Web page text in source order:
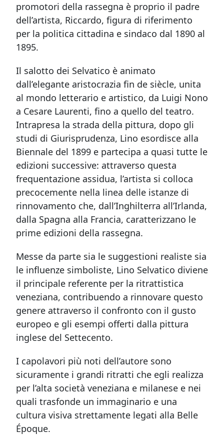
promotori della rassegna è proprio il padre
dell’artista, Riccardo, figura di riferimento
per la politica cittadina e sindaco dal 1890 al
1895.
Il salotto dei Selvatico è animato
dall’elegante aristocrazia fin de siècle, unita
al mondo letterario e artistico, da Luigi Nono
a Cesare Laurenti, fino a quello del teatro.
Intrapresa la strada della pittura, dopo gli
studi di Giurisprudenza, Lino esordisce alla
Biennale del 1899 e partecipa a quasi tutte le
edizioni successive: attraverso questa
frequentazione assidua, l’artista si colloca
precocemente nella linea delle istanze di
rinnovamento che, dall’Inghilterra all’Irlanda,
dalla Spagna alla Francia, caratterizzano le
prime edizioni della rassegna.
Messe da parte sia le suggestioni realiste sia
le influenze simboliste, Lino Selvatico diviene
il principale referente per la ritrattistica
veneziana, contribuendo a rinnovare questo
genere attraverso il confronto con il gusto
europeo e gli esempi offerti dalla pittura
inglese del Settecento.
I capolavori più noti dell’autore sono
sicuramente i grandi ritratti che egli realizza
per l’alta società veneziana e milanese e nei
quali trasfonde un immaginario e una
cultura visiva strettamente legati alla Belle
Époque.